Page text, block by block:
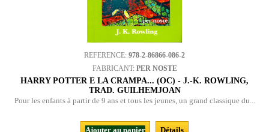
REFERENCE: 978-2-86866-086-2
FABRICANT: PER NOSTE
HARRY POTTER E LA CRAMPA... (OC) - J.-K. ROWLING,
TRAD. GUILHEMJOAN
Pour les enfants à partir de 9 ans et tous les jeunes, un grand classique du...
Ajouter au panier
Détails